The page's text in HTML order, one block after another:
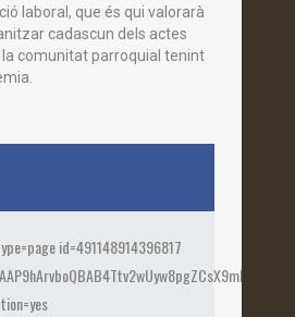
laboral, que és qui valorarà
cadascun dels actes
la comunitat parroquial tenint
id=491148914396817